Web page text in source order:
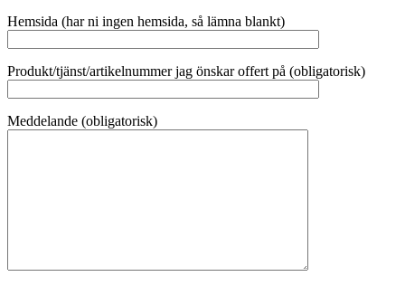
Hemsida (har ni ingen hemsida, så lämna blankt)
Produkt/tjänst/artikelnummer jag önskar offert på (obligatorisk)
Meddelande (obligatorisk)